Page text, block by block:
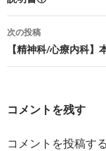
ナ
ビ
ゲ
シ
次の投稿
【精神科/心療内科
コメントを残す
コメントを投稿す